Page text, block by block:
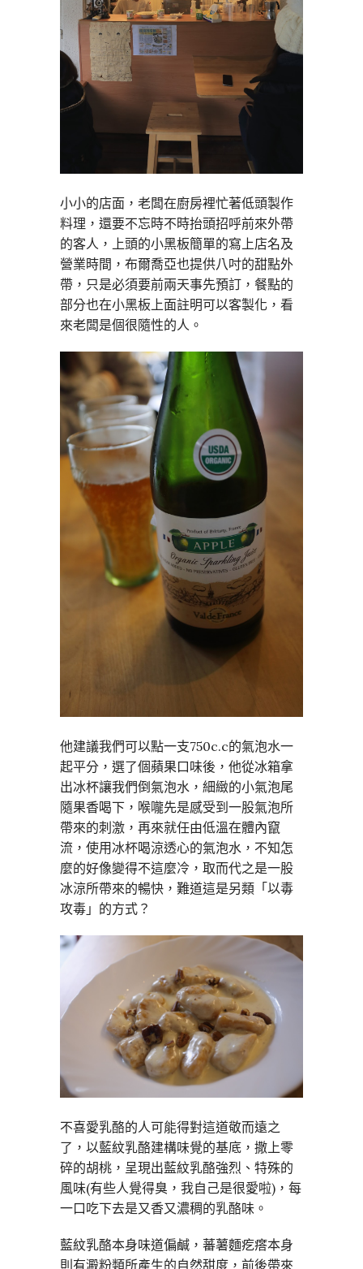
小小的店面，老闆在廚房裡忙著低頭製作
料理，還要不忘時不時抬頭招呼前來外帶
的客人，上頭的小黑板簡單的寫上店名及
營業時間，布爾喬亞也提供八吋的甜點外
帶，只是必須要前兩天事先預訂，餐點的
部分也在小黑板上面註明可以客製化，看
來老闆是個很隨性的人。
他建議我們可以點一支750c.c的氣泡水一
起平分，選了個蘋果口味後，他從冰箱拿
出冰杯讓我們倒氣泡水，細緻的小氣泡尾
隨果香喝下，喉嚨先是感受到一股氣泡所
帶來的刺激，再來就任由低溫在體內竄
流，使用冰杯喝涼透心的氣泡水，不知怎
麼的好像變得不這麼冷，取而代之是一股
冰涼所帶來的暢快，難道這是另類「以毒
攻毒」的方式？
不喜愛乳酪的人可能得對這道敬而遠之
了，以藍紋乳酪建構味覺的基底，撒上零
碎的胡桃，呈現出藍紋乳酪強烈、特殊的
風味(有些人覺得臭，我自己是很愛啦)，每
一口吃下去是又香又濃稠的乳酪味。
藍紋乳酪本身味道偏鹹，蕃薯麵疙瘩本身
則有澱粉類所產生的自然甜度，前後帶來